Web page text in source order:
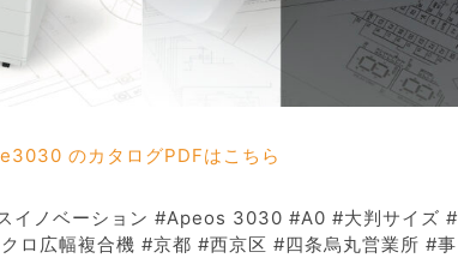
のカタログPDFはこちら
イノベーション #Apeos 3030 #A0 #大判サイズ #
ロ広幅複合機 #京都 #西京区 #四条烏丸営業所 #事